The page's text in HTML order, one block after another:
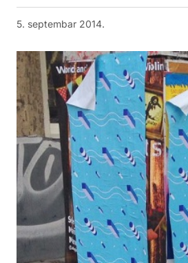
5. septembar 2014.